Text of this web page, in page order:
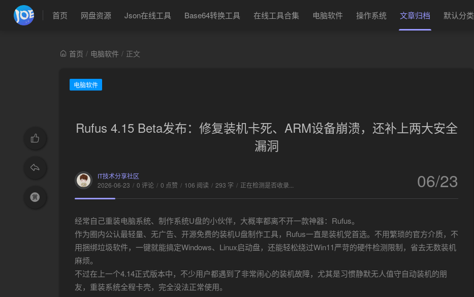
首页 网盘资源 Json在线工具 Base64转换工具 在线工具合集 电脑软件 操作系统 文章归档 默认分类
首页 / 电脑软件 / 正文
电脑软件
Rufus 4.15 Beta发布：修复装机卡死、ARM设备崩溃，还补上两大安全
漏洞
IT技术分享社区
2026-06-23 / 0 评论 / 0 点赞 / 106 阅读 / 293 字 / 正在检测是否收录... 06/23
经常自己重装电脑系统、制作系统U盘的小伙伴，大概率都离不开一款神器：Rufus。
作为圈内公认最轻量、无广告、开源免费的装机U盘制作工具，Rufus一直是装机党首选。不用繁琐的官方介质，不
用捆绑垃圾软件，一键就能搞定Windows、Linux启动盘，还能轻松绕过Win11严苛的硬件检测限制，省去无数装机
麻烦。
不过在上一个4.14正式版本中，不少用户都遇到了非常闹心的装机故障，尤其是习惯静默无人值守自动装机的朋
友，重装系统全程卡壳，完全没法正常使用。